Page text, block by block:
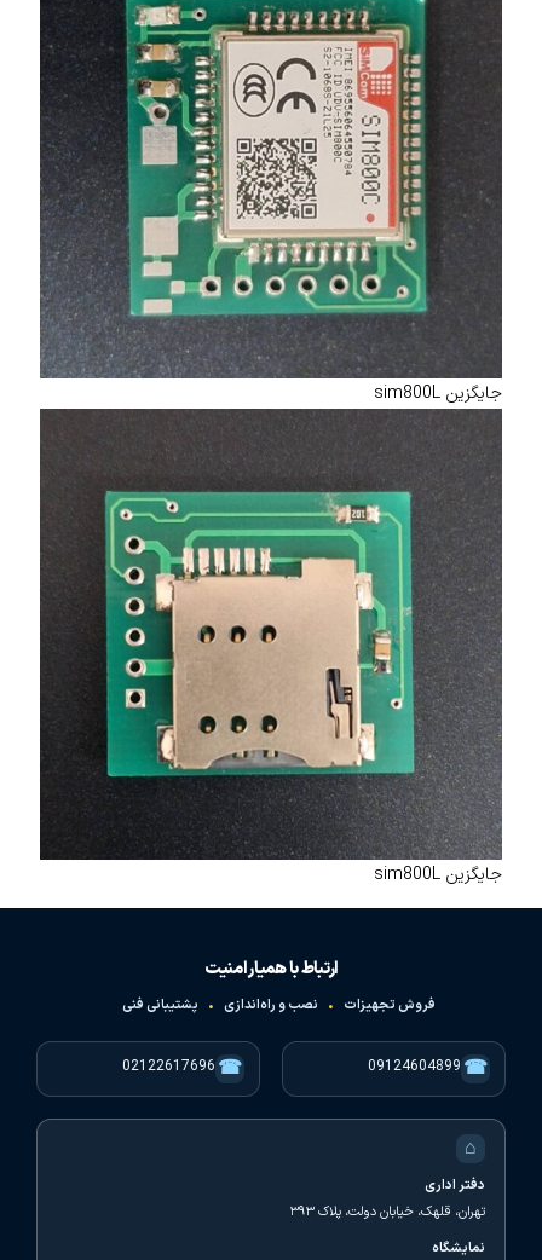
جایگزین sim800L
جایگزین sim800L
ارتباط با همیار امنیت
فروش تجهیزات • نصب و راه‌اندازی • پشتیبانی فنی
☎
09124604899
☎
02122617696
⌂
دفتر اداری
تهران، قلهک، خیابان دولت، پلاک ۳۹۳
نمایشگاه